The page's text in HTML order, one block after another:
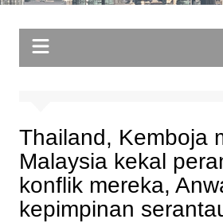
Thailand, Kemboja
Malaysia kekal
konflik mereka,
kepimpinan